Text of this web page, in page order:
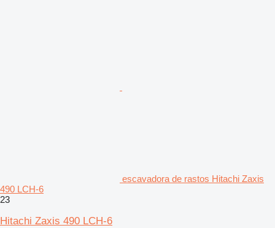
escavadora de rastos Hitachi Zaxis
490 LCH-6
23
Hitachi Zaxis 490 LCH-6